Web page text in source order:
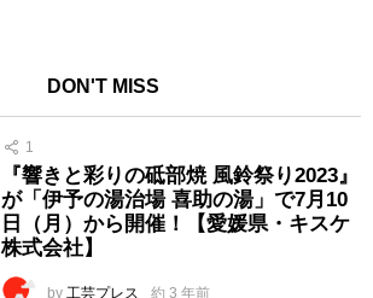
DON'T MISS
1
『響きと彩りの砥部焼 風鈴祭り2023』
が「伊予の湯治場 喜助の湯」で7月10
日（月）から開催！【愛媛県・キスケ
株式会社】
by 工芸プレス 約 3 年前